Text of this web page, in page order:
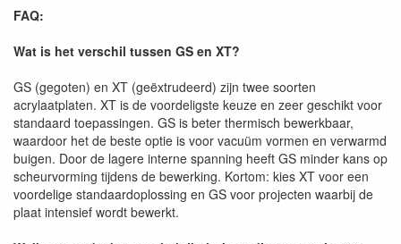
FAQ:
Wat is het verschil tussen GS en XT?
GS (gegoten) en XT (geëxtrudeerd) zijn twee soorten
acrylaatplaten. XT is de voordeligste keuze en zeer geschikt voor
standaard toepassingen. GS is beter thermisch bewerkbaar,
waardoor het de beste optie is voor vacuüm vormen en verwarmd
buigen. Door de lagere interne spanning heeft GS minder kans op
scheurvorming tijdens de bewerking. Kortom: kies XT voor een
voordelige standaardoplossing en GS voor projecten waarbij de
plaat intensief wordt bewerkt.